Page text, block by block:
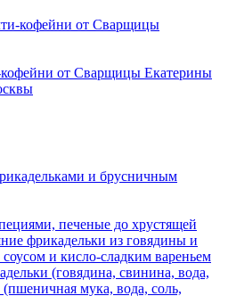
кофейни от Сварщицы
от Сварщицы Екатерины
и брусничным
печеные до хрустящей
фрикадельки из говядины и
и кисло-сладким вареньем
(говядина, свинина, вода,
мука, вода, соль,